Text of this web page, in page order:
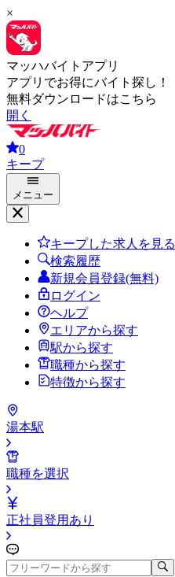
×
マッハバイトアプリ
アプリでお得にバイト探し！
無料ダウンロードはこちら
開く
0
キープ
メニュー
キープした求人を見る
検索履歴
新規会員登録(無料)
ログイン
ヘルプ
エリアから探す
駅から探す
職種から探す
特徴から探す
湯本駅
職種を選択
正社員登用あり